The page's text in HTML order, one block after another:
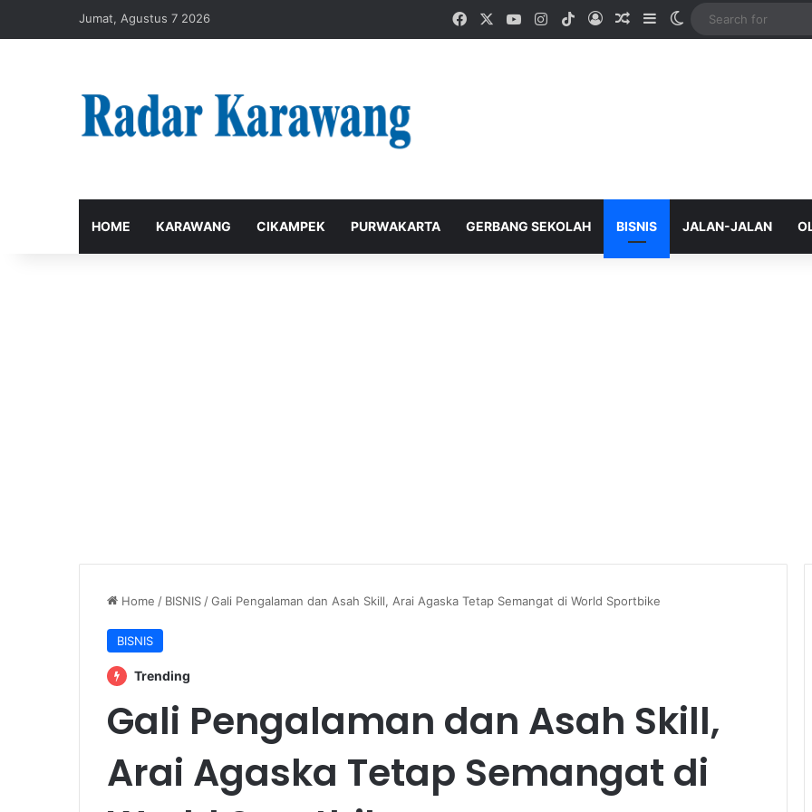
Jumat, Agustus 7 2026 FacebookYouTubeInstagram
TikTokLog InRandom Article
SidebarSwitch skin
HOME KARAWANG CIKAMPEK PURWAKARTA GERBANG SEKOLAH BISNIS JALAN-JALAN
Home / BISNIS /Gali Pengalaman dan Asah Skill, Arai Agaska Tetap Semangat di World Sportbike
BISNIS
Trending
Gali Pengalaman dan Asah Skill,
Arai Agaska Tetap Semangat di